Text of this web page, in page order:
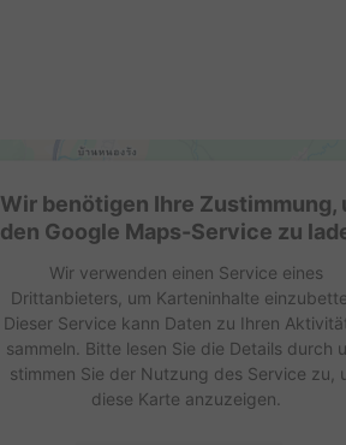
Wir benötigen Ihre Zustimmung,
den Google Maps-Service zu
Wir verwenden einen Service eines
Drittanbieters, um Karteninhalte
Dieser Service kann Daten zu Ihren
sammeln. Bitte lesen Sie die Details durch
stimmen Sie der Nutzung des Service zu,
diese Karte anzuzeigen.